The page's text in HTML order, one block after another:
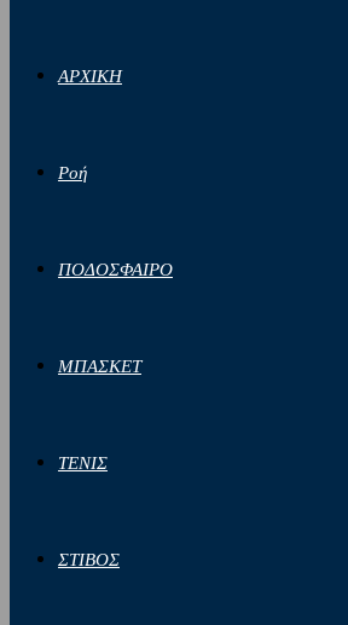
ΑΡΧΙΚΗ
Ροή
ΠΟΔΟΣΦΑΙΡΟ
ΜΠΑΣΚΕΤ
ΤΕΝΙΣ
ΣΤΙΒΟΣ